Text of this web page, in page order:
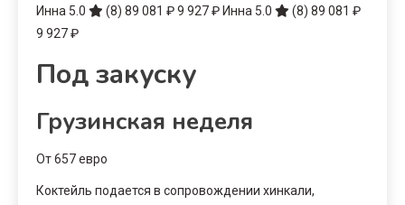
Инна 5.0
(8) 89 081 ₽9 927 ₽ Инна 5.0 (8) 89 081 ₽
9 927 ₽
Под закуску
Грузинская неделя
От 657 евро
Коктейль подается в сопровождении хинкали,